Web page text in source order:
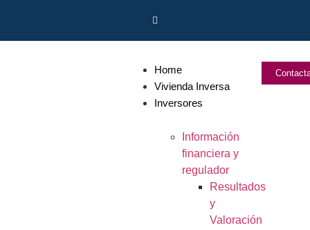
Home
Vivienda Inversa
Inversores
Información
financiera y
regulador
Resultados
y
Valoración